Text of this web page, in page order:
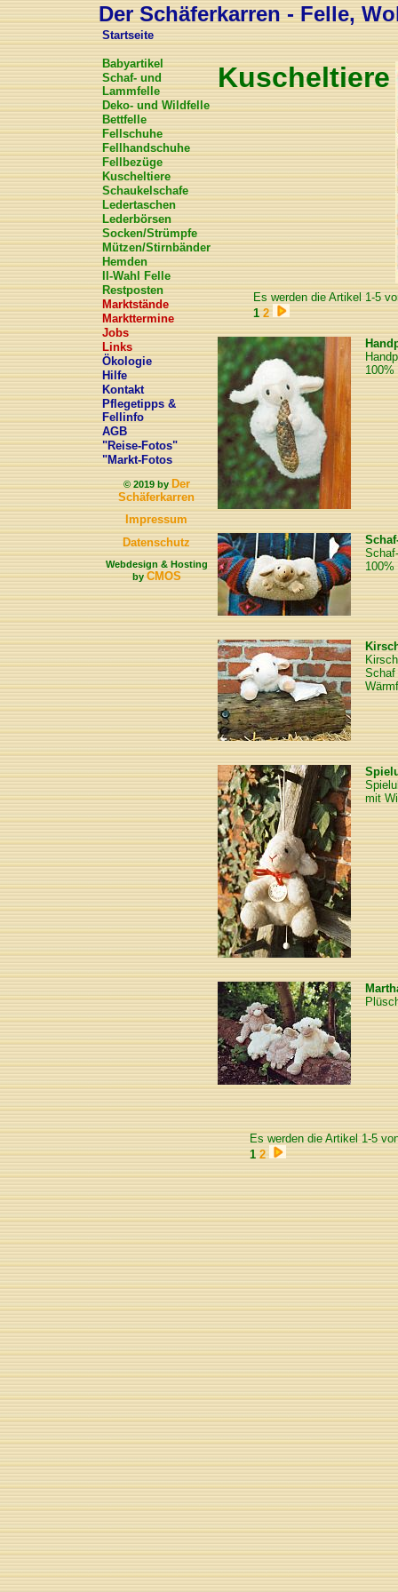
Der Schäferkarren - Felle,
Startseite
Babyartikel
Schaf- und
Lammfelle
Deko- und Wildfelle
Bettfelle
Fellschuhe
Fellhandschuhe
Fellbezüge
Kuscheltiere
Schaukelschafe
Ledertaschen
Lederbörsen
Socken/Strümpfe
Mützen/Stirnbänder
Hemden
II-Wahl Felle
Restposten
Marktstände
Markttermine
Jobs
Links
Ökologie
Hilfe
Kontakt
Pflegetipps &
Fellinfo
AGB
"Reise-Fotos"
"Markt-Fotos
© 2019 byDer
Schäferkarren
Impressum
Datenschutz
Webdesign & Hosting
byCMOS
Kuscheltiere
Es werden die Artikel 1-5
1 2
100%
100%
Schaf
mit
Es werden die Artikel 1-5
1 2